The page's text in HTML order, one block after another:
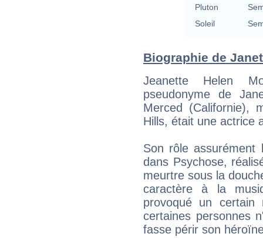
Pluton
Soleil
Biographie de
Jeanette Helen
pseudonyme de
Merced (Californie),
Hills, était une actrice
Son rôle
dans Psychose,
meurtre sous la
caractère à la
provoqué un
certaines personnes
fasse périr son